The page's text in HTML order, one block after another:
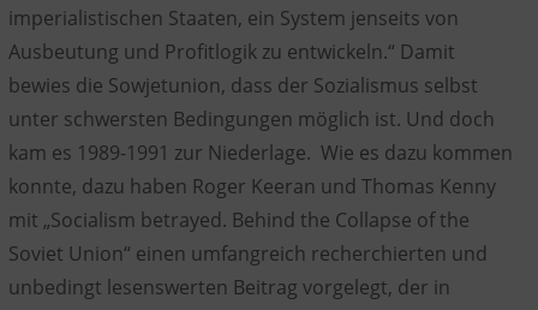
imperialistischen Staaten, ein System jenseits von
Ausbeutung und Profitlogik zu entwickeln.“ Damit
bewies die Sowjetunion, dass der Sozialismus selbst
unter schwersten Bedingungen möglich ist. Und doch
kam es 1989-1991 zur Niederlage. Wie es dazu kommen
konnte, dazu haben Roger Keeran und Thomas Kenny
mit „Socialism betrayed. Behind the Collapse of the
Soviet Union“ einen umfangreich recherchierten und
unbedingt lesenswerten Beitrag vorgelegt, der in